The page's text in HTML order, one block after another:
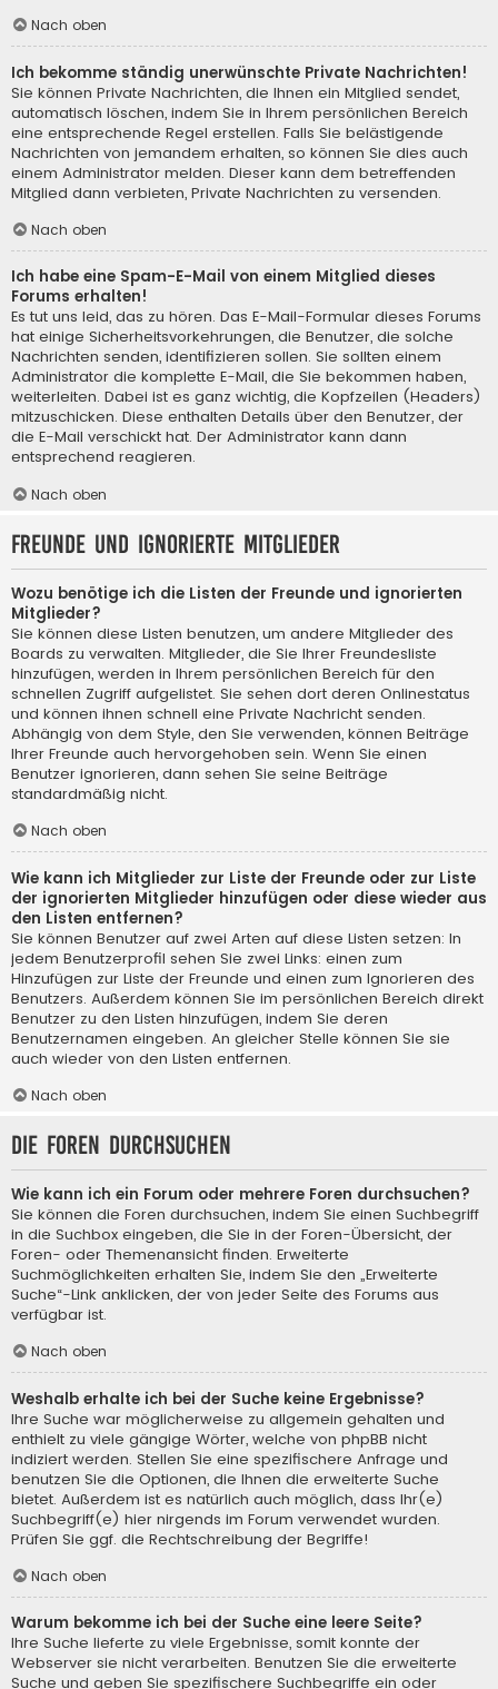
Nach oben
Ich bekomme ständig unerwünschte Private Nachrichten!
Sie können Private Nachrichten, die Ihnen ein Mitglied sendet,
automatisch löschen, indem Sie in Ihrem persönlichen Bereich
eine entsprechende Regel erstellen. Falls Sie belästigende
Nachrichten von jemandem erhalten, so können Sie dies auch
einem Administrator melden. Dieser kann dem betreffenden
Mitglied dann verbieten, Private Nachrichten zu versenden.
Nach oben
Ich habe eine Spam-E-Mail von einem Mitglied dieses
Forums erhalten!
Es tut uns leid, das zu hören. Das E-Mail-Formular dieses Forums
hat einige Sicherheitsvorkehrungen, die Benutzer, die solche
Nachrichten senden, identifizieren sollen. Sie sollten einem
Administrator die komplette E-Mail, die Sie bekommen haben,
weiterleiten. Dabei ist es ganz wichtig, die Kopfzeilen (Headers)
mitzuschicken. Diese enthalten Details über den Benutzer, der
die E-Mail verschickt hat. Der Administrator kann dann
entsprechend reagieren.
Nach oben
Freunde und ignorierte Mitglieder
Wozu benötige ich die Listen der Freunde und ignorierten
Mitglieder?
Sie können diese Listen benutzen, um andere Mitglieder des
Boards zu verwalten. Mitglieder, die Sie Ihrer Freundesliste
hinzufügen, werden in Ihrem persönlichen Bereich für den
schnellen Zugriff aufgelistet. Sie sehen dort deren Onlinestatus
und können ihnen schnell eine Private Nachricht senden.
Abhängig von dem Style, den Sie verwenden, können Beiträge
Ihrer Freunde auch hervorgehoben sein. Wenn Sie einen
Benutzer ignorieren, dann sehen Sie seine Beiträge
standardmäßig nicht.
Nach oben
Wie kann ich Mitglieder zur Liste der Freunde oder zur Liste
der ignorierten Mitglieder hinzufügen oder diese wieder aus
den Listen entfernen?
Sie können Benutzer auf zwei Arten auf diese Listen setzen: In
jedem Benutzerprofil sehen Sie zwei Links: einen zum
Hinzufügen zur Liste der Freunde und einen zum Ignorieren des
Benutzers. Außerdem können Sie im persönlichen Bereich direkt
Benutzer zu den Listen hinzufügen, indem Sie deren
Benutzernamen eingeben. An gleicher Stelle können Sie sie
auch wieder von den Listen entfernen.
Nach oben
Die Foren durchsuchen
Wie kann ich ein Forum oder mehrere Foren durchsuchen?
Sie können die Foren durchsuchen, indem Sie einen Suchbegriff
in die Suchbox eingeben, die Sie in der Foren-Übersicht, der
Foren- oder Themenansicht finden. Erweiterte
Suchmöglichkeiten erhalten Sie, indem Sie den „Erweiterte
Suche“-Link anklicken, der von jeder Seite des Forums aus
verfügbar ist.
Nach oben
Weshalb erhalte ich bei der Suche keine Ergebnisse?
Ihre Suche war möglicherweise zu allgemein gehalten und
enthielt zu viele gängige Wörter, welche von phpBB nicht
indiziert werden. Stellen Sie eine spezifischere Anfrage und
benutzen Sie die Optionen, die Ihnen die erweiterte Suche
bietet. Außerdem ist es natürlich auch möglich, dass Ihr(e)
Suchbegriff(e) hier nirgends im Forum verwendet wurden.
Prüfen Sie ggf. die Rechtschreibung der Begriffe!
Nach oben
Warum bekomme ich bei der Suche eine leere Seite?
Ihre Suche lieferte zu viele Ergebnisse, somit konnte der
Webserver sie nicht verarbeiten. Benutzen Sie die erweiterte
Suche und geben Sie spezifischere Suchbegriffe ein oder